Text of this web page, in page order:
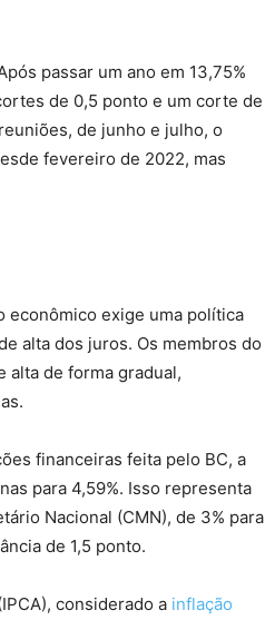
passar um ano em 13,75%
de 0,5 ponto e um corte de
de junho e julho, o
fevereiro de 2022, mas
econômico exige uma política
alta dos juros. Os membros do
alta de forma gradual,
financeiras feita pelo BC, a
para 4,59%. Isso representa
Nacional (CMN), de 3% para
de 1,5 ponto.
considerado a inflação